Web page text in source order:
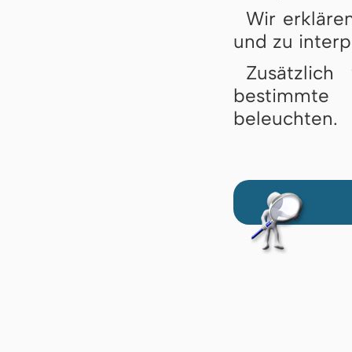
Wir
und zu
beleuchten.